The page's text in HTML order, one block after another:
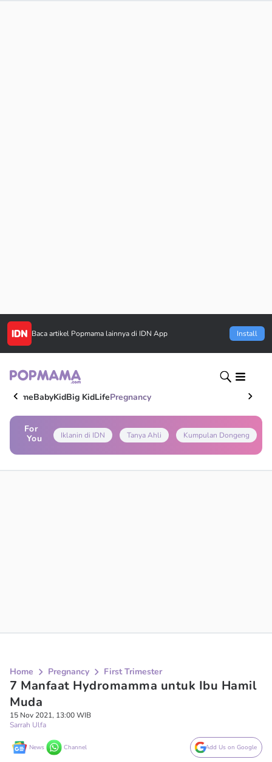
Baca artikel Popmama lainnya di IDN App Install
HomeBabyKidBig KidLifePregnancy
For
You
Iklanin di IDN Tanya Ahli Kumpulan Dongeng
Home Pregnancy First Trimester
7 Manfaat Hydromamma untuk Ibu Hamil
Muda
15 Nov 2021, 13:00 WIB
Sarrah Ulfa
News Channel Add Us on Google